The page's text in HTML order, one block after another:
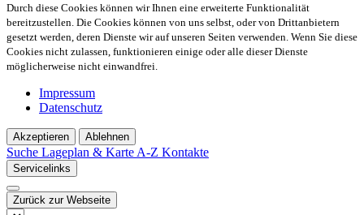
Durch diese Cookies können wir Ihnen eine erweiterte Funktionalität
bereitzustellen. Die Cookies können von uns selbst, oder von Drittanbietern
gesetzt werden, deren Dienste wir auf unseren Seiten verwenden. Wenn Sie diese
Cookies nicht zulassen, funktionieren einige oder alle dieser Dienste
möglicherweise nicht einwandfrei.
Impressum
Datenschutz
Akzeptieren Ablehnen
Suche Lageplan & Karte A-Z Kontakte
Servicelinks
Zurück zur Webseite